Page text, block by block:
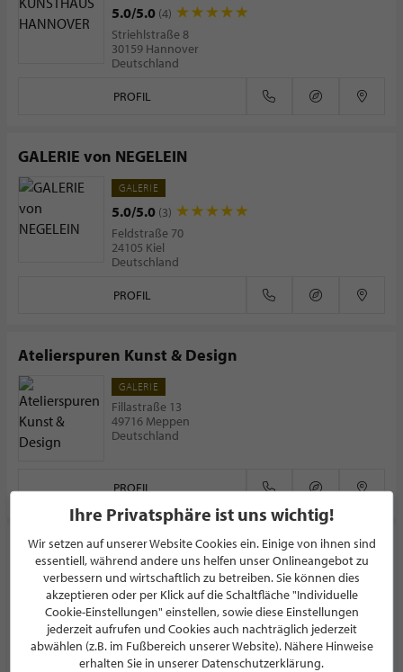
5.0/5.0 (4)
Striehlstraße 8
30159 Hannover
Deutschland
PROFIL
GALERIE von NEGELEIN
GALERIE
5.0/5.0 (3)
Feldstraße 70
24105 Kiel
Deutschland
PROFIL
Atelierspuren Kunst & Design
GALERIE
Fillastraße 13
49716 Meppen
Deutschland
PROFIL
Galerie Ernst Ulrich Kühn
GALERIE
5.0/5.0 (1)
Marktplatz 14
40674 Langenfeld
Deutschland
Ihre Privatsphäre ist uns wichtig!
Wir setzen auf unserer Website Cookies ein. Einige von ihnen sind
essentiell, während andere uns helfen unser Onlineangebot zu
verbessern und wirtschaftlich zu betreiben. Sie können dies
akzeptieren oder per Klick auf die Schaltfläche "Individuelle
Cookie-Einstellungen" einstellen, sowie diese Einstellungen
jederzeit aufrufen und Cookies auch nachträglich jederzeit
abwählen (z.B. im Fußbereich unserer Website). Nähere Hinweise
erhalten Sie in unserer Datenschutzerklärung.